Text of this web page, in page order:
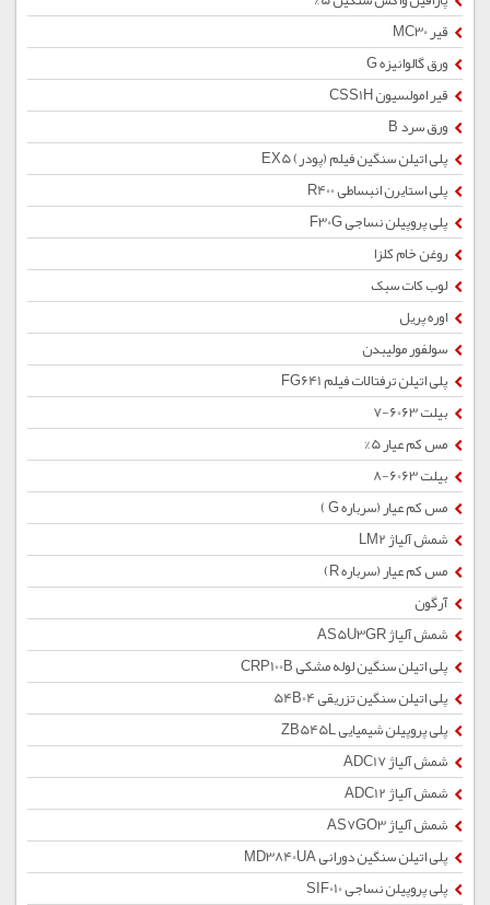
قیر MC30
ورق گالوانیزه G
قیر امولسیون CSS1H
ورق سرد B
پلی اتیلن سنگین فیلم (پودر) EX5
پلی استایرن انبساطی R400
پلی پروپیلن نساجی F30G
روغن خام کلزا
لوب کات سبک
اوره پریل
سولفور مولیبدن
پلی اتیلن ترفتالات فیلم FG641
بیلت 6063-7
مس کم عیار 5%
بیلت 6063-8
مس کم عیار (سرباره G )
شمش آلیاژ LM2
مس کم عیار (سرباره R)
آرگون
شمش آلیاژ AS5U3GR
پلی اتیلن سنگین لوله مشکی CRP100B
پلی اتیلن سنگین تزریقی 54B04
پلی پروپیلن شیمیایی ZB545L
شمش آلیاژ ADC17
شمش آلیاژ ADC12
شمش آلیاژ AS7GO3
پلی اتیلن سنگین دورانی MD3840UA
پلی پروپیلن نساجی SIF010